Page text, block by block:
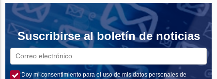
Suscribirse al boletín de noticias
Doy mi consentimiento para el uso de mis datos personales de